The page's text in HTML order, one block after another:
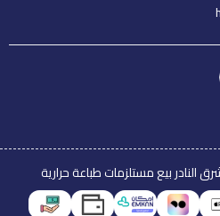
النادر بيع مستلزمات طباعة حرارية